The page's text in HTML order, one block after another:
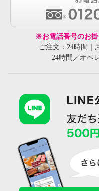
※お電話番号のお掛
ご注文：24時間｜
24時間／オペ